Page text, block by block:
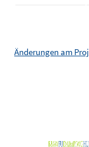
Änderungen am